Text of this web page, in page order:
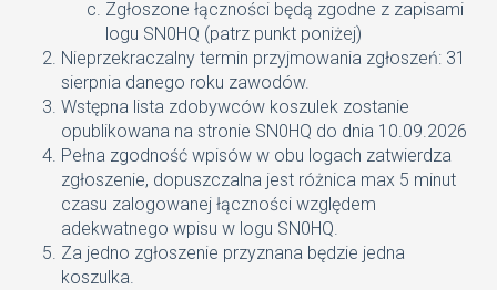
Zgłoszone łączności będą zgodne z zapisami
logu SN0HQ (patrz punkt poniżej)
Nieprzekraczalny termin przyjmowania zgłoszeń: 31
sierpnia danego roku zawodów.
Wstępna lista zdobywców koszulek zostanie
opublikowana na stronie SN0HQ do dnia 10.09.2026
Pełna zgodność wpisów w obu logach zatwierdza
zgłoszenie, dopuszczalna jest różnica max 5 minut
czasu zalogowanej łączności względem
adekwatnego wpisu w logu SN0HQ.
Za jedno zgłoszenie przyznana będzie jedna
koszulka.